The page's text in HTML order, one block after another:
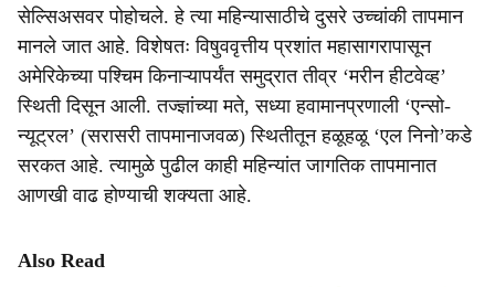
सेल्सिअसवर पोहोचले. हे त्या महिन्यासाठीचे दुसरे उच्चांकी तापमान
मानले जात आहे. विशेषतः विषुववृत्तीय प्रशांत महासागरापासून
अमेरिकेच्या पश्चिम किनाऱ्यापर्यंत समुद्रात तीव्र ‘मरीन हीटवेव्ह’
स्थिती दिसून आली. तज्ज्ञांच्या मते, सध्या हवामानप्रणाली ‘एन्सो-
न्यूट्रल’ (सरासरी तापमानाजवळ) स्थितीतून हळूहळू ‘एल निनो’कडे
सरकत आहे. त्यामुळे पुढील काही महिन्यांत जागतिक तापमानात
आणखी वाढ होण्याची शक्यता आहे.
Also Read